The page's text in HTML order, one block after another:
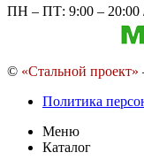
ПН – ПТ: 9:00 – 20:00
© «Стальной проект»
Политика
Меню
Каталог